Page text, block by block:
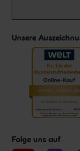
Unsere
Folge uns auf